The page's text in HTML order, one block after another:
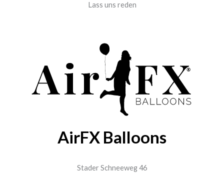
Lass uns reden
AirFX Balloons
Stader Schneeweg 46